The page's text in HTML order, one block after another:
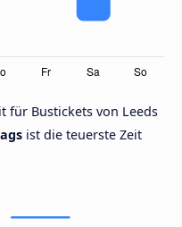
für Bustickets von Leeds
ist die teuerste Zeit